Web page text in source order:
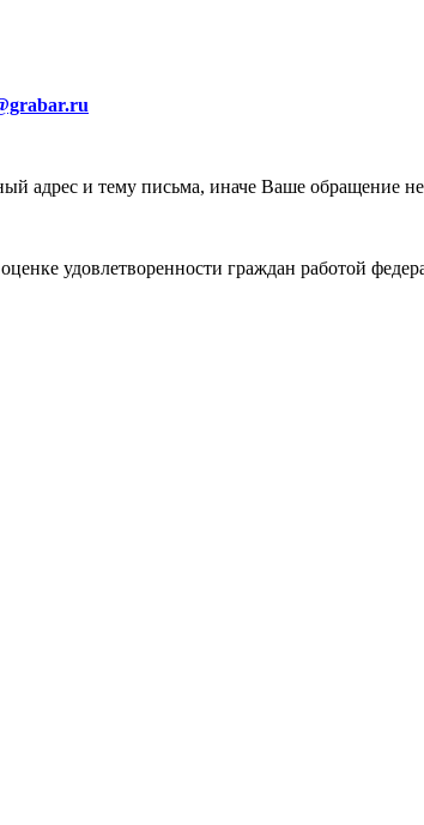
и тему письма, иначе Ваше обращение не
удовлетворенности граждан работой